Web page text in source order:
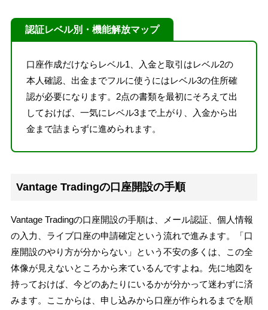
認証レベル別・機能解放マップ
口座作成だけならレベル1、入金と取引はレベル2の
本人確認、出金までフルに使うにはレベル3の住所確
認が必要になります。2点の書類を最初にそろえて出
しておけば、一気にレベル3まで上がり、入金から出
金まで詰まらずに進められます。
Vantage Tradingの口座開設の手順
Vantage Tradingの口座開設の手順は、メール認証、個人情報
の入力、ライブ口座の申請確定という流れで進みます。「口
座開設のやり方が分からない」という不安の多くは、この全
体像が見えないところから来ているんですよね。先に地図を
持っておけば、今どのあたりにいるかが分かって迷わずに済
みます。ここからは、申し込みから口座が作られるまでを順